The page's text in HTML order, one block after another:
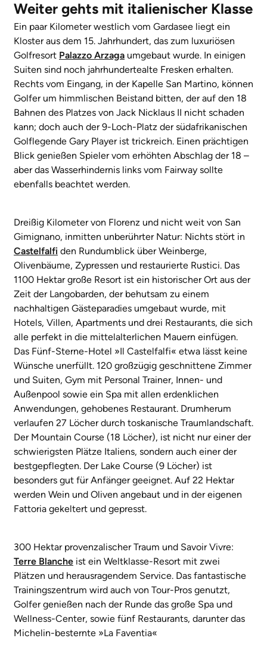
Weiter gehts mit italienischer Klasse
Ein paar Kilometer westlich vom Gardasee liegt ein
Kloster aus dem 15. Jahrhundert, das zum luxuriösen
Golfresort Palazzo Arzaga umgebaut wurde. In einigen
Suiten sind noch jahrhundertealte Fresken erhalten.
Rechts vom Eingang, in der Kapelle San Martino, können
Golfer um himmlischen Beistand bitten, der auf den 18
Bahnen des Platzes von Jack Nicklaus II nicht schaden
kann; doch auch der 9-Loch-Platz der südafrikanischen
Golflegende Gary Player ist trickreich. Einen prächtigen
Blick genießen Spieler vom erhöhten Abschlag der 18 –
aber das Wasserhindernis links vom Fairway sollte
ebenfalls beachtet werden.
Dreißig Kilometer von Florenz und nicht weit von San
Gimignano, inmitten unberührter Natur: Nichts stört in
Castelfalfi den Rundumblick über Weinberge,
Olivenbäume, Zypressen und restaurierte Rustici. Das
1100 Hektar große Resort ist ein historischer Ort aus der
Zeit der Langobarden, der behutsam zu einem
nachhaltigen Gästeparadies umgebaut wurde, mit
Hotels, Villen, Apartments und drei Restaurants, die sich
alle perfekt in die mittelalterlichen Mauern einfügen.
Das Fünf-Sterne-Hotel »Il Castelfalfi« etwa lässt keine
Wünsche unerfüllt. 120 großzügig geschnittene Zimmer
und Suiten, Gym mit Personal Trainer, Innen- und
Außenpool sowie ein Spa mit allen erdenklichen
Anwendungen, gehobenes Restaurant. Drumherum
verlaufen 27 Löcher durch toskanische Traumlandschaft.
Der Mountain Course (18 Löcher), ist nicht nur einer der
schwierigsten Plätze Italiens, sondern auch einer der
bestgepflegten. Der Lake Course (9 Löcher) ist
besonders gut für Anfänger geeignet. Auf 22 Hektar
werden Wein und Oliven angebaut und in der eigenen
Fattoria gekeltert und gepresst.
300 Hektar provenzalischer Traum und Savoir Vivre:
Terre Blanche ist ein Weltklasse-Resort mit zwei
Plätzen und herausragendem Service. Das fantastische
Trainingszentrum wird auch von Tour-Pros genutzt,
Golfer genießen nach der Runde das große Spa und
Wellness-Center, sowie fünf Restaurants, darunter das
Michelin-besternte »La Faventia«